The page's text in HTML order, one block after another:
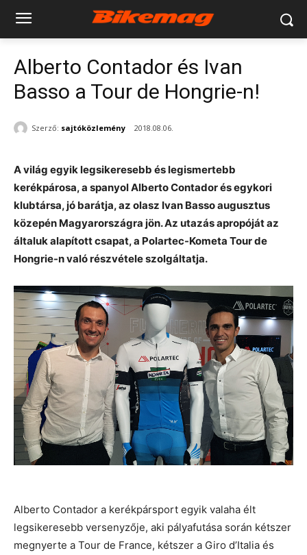
Alberto Contador és Ivan
Basso a Tour de Hongrie-n!
Szerző: sajtóközlemény 2018.08.06.
A világ egyik legsikeresebb és legismertebb
kerékpárosa, a spanyol Alberto Contador és egykori
klubtársa, jó barátja, az olasz Ivan Basso augusztus
közepén Magyarországra jön. Az utazás apropóját az
általuk alapított csapat, a Polartec-Kometa Tour de
Hongrie-n való részvétele szolgáltatja.
Alberto Contador a kerékpársport egyik valaha élt
legsikeresebb versenyzője, aki pályafutása során kétszer
megnyerte a Tour de France, kétszer a Giro d’Italia és